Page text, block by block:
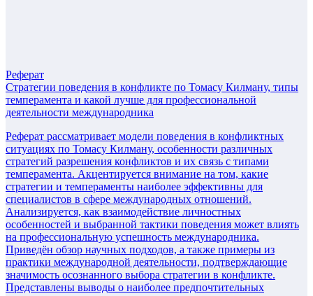
Реферат
Стратегии поведения в конфликте по Томасу Килману, типы
темперамента и какой лучше для профессиональной
деятельности международника
Реферат рассматривает модели поведения в конфликтных
ситуациях по Томасу Килману, особенности различных
стратегий разрешения конфликтов и их связь с типами
темперамента. Акцентируется внимание на том, какие
стратегии и темпераменты наиболее эффективны для
специалистов в сфере международных отношений.
Анализируется, как взаимодействие личностных
особенностей и выбранной тактики поведения может влиять
на профессиональную успешность международника.
Приведён обзор научных подходов, а также примеры из
практики международной деятельности, подтверждающие
значимость осознанного выбора стратегии в конфликте.
Представлены выводы о наиболее предпочтительных